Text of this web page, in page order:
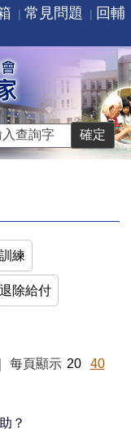
常見問題
回輔
練
退除給付
每頁顯示 20
40
？